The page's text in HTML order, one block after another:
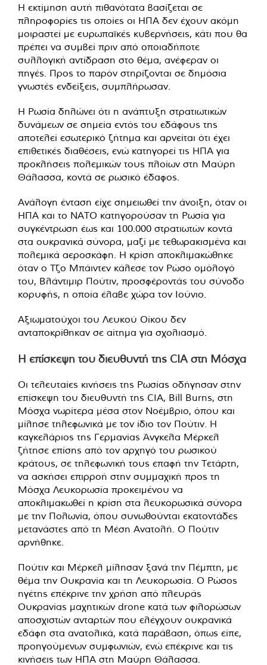
Η εκτίμηση αυτή πιθανότατα βασίζεται σε
πληροφορίες τις οποίες οι ΗΠΑ δεν έχουν ακόμη
μοιραστεί με ευρωπαϊκές κυβερνήσεις, κάτι που θα
πρέπει να συμβεί πριν από οποιαδήποτε
συλλογική αντίδραση στο θέμα, ανέφεραν οι
πηγές. Προς το παρόν στηρίζονται σε δημόσια
γνωστές ενδείξεις, συμπλήρωσαν.
Η Ρωσία δηλώνει ότι η ανάπτυξη στρατιωτικών
δυνάμεων σε σημεία εντός του εδάφους της
αποτελεί εσωτερικό ζήτημα και αρνείται ότι έχει
επιθετικές διαθέσεις, ενώ κατηγορεί τις ΗΠΑ για
προκλήσεις πολεμικών τους πλοίων στη Μαύρη
Θάλασσα, κοντά σε ρωσικό έδαφος.
Ανάλογη ένταση είχε σημειωθεί την άνοιξη, όταν οι
ΗΠΑ και το NATO κατηγορούσαν τη Ρωσία για
συγκέντρωση έως και 100.000 στρατιωτών κοντά
στα ουκρανικά σύνορα, μαζί με τεθωρακισμένα και
πολεμικά αεροσκάφη. Η κρίση αποκλιμακώθηκε
όταν ο Τζο Μπάιντεν κάλεσε τον Ρώσο ομόλογό
του, Βλάντιμιρ Πούτιν, προσφέροντάς του σύνοδο
κορυφής, η οποία έλαβε χώρα τον Ιούνιο.
Αξιωματούχοι του Λευκού Οίκου δεν
ανταποκρίθηκαν σε αίτημα για σχολιασμό.
Η επίσκεψη του διευθυντή της CIA στη Μόσχα
Οι τελευταίες κινήσεις της Ρωσίας οδήγησαν στην
επίσκεψη του διευθυντή της CIA, Bill Burns, στη
Μόσχα νωρίτερα μέσα στον Νοέμβριο, όπου και
μίλησε τηλεφωνικά με τον ίδιο τον Πούτιν. Η
καγκελάριος της Γερμανίας Άνγκελα Μέρκελ
ζήτησε επίσης από τον αρχηγό του ρωσικού
κράτους, σε τηλεφωνική τους επαφή την Τετάρτη,
να ασκήσει επιρροή στην συμμαχική προς τη
Μόσχα Λευκορωσία προκειμένου να
αποκλιμακωθεί η κρίση στα λευκορωσικά σύνορα
με την Πολωνία, όπου συνωθούνται εκατοντάδες
μετανάστες από τη Μέση Ανατολή. Ο Πούτιν
αρνήθηκε.
Πούτιν και Μέρκελ μίλησαν ξανά την Πέμπτη, με
θέμα την Ουκρανία και τη Λευκορωσία. Ο Ρώσος
ηγέτης επέκρινε την χρήση από πλευράς
Ουκρανίας μαχητικών drone κατά των φιλορώσων
αποσχιστών ανταρτών που ελέγχουν ουκρανικά
εδάφη στα ανατολικά, κατά παράβαση, όπως είπε,
προηγούμενων συμφωνιών, ενώ επέκρινε και τις
κινήσεις των ΗΠΑ στη Μαύρη Θάλασσα.